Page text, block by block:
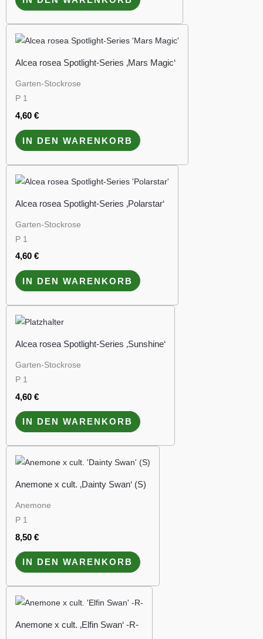
Alcea rosea Spotlight-Series ‚Mars Magic‘
Garten-Stockrose
P 1
4,60 €
IN DEN WARENKORB
Alcea rosea Spotlight-Series ‚Polarstar‘
Garten-Stockrose
P 1
4,60 €
IN DEN WARENKORB
Alcea rosea Spotlight-Series ‚Sunshine‘
Garten-Stockrose
P 1
4,60 €
IN DEN WARENKORB
Anemone x cult. ‚Dainty Swan‘ (S)
Anemone
P 1
8,50 €
IN DEN WARENKORB
Anemone x cult. ‚Elfin Swan‘ -R-